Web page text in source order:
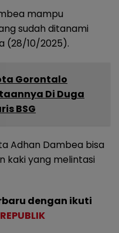
mampu
sudah ditanami
(28/10/2025).
Gorontalo
Di Duga
BSG
Adhan Dambea bisa
kaki yang melintasi
dengan ikuti